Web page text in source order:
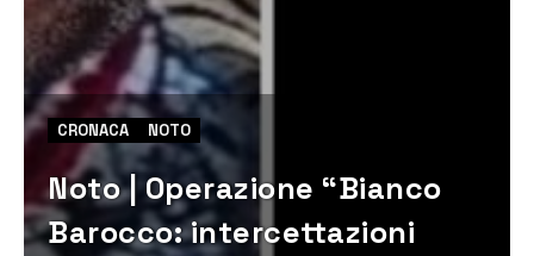
CRONACA NOTO
Noto | Operazione “Bianco
Barocco: intercettazioni